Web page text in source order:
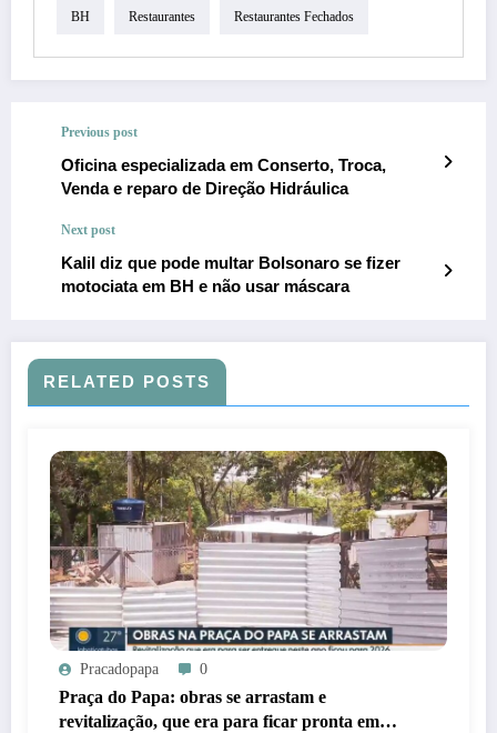
BH Restaurantes Restaurantes Fechados
Previous post
Oficina especializada em Conserto, Troca,
Venda e reparo de Direção Hidráulica
Next post
Kalil diz que pode multar Bolsonaro se fizer
motociata em BH e não usar máscara
RELATED POSTS
Pracadopapa 0
Praça do Papa: obras se arrastam e
revitalização, que era para ficar pronta em